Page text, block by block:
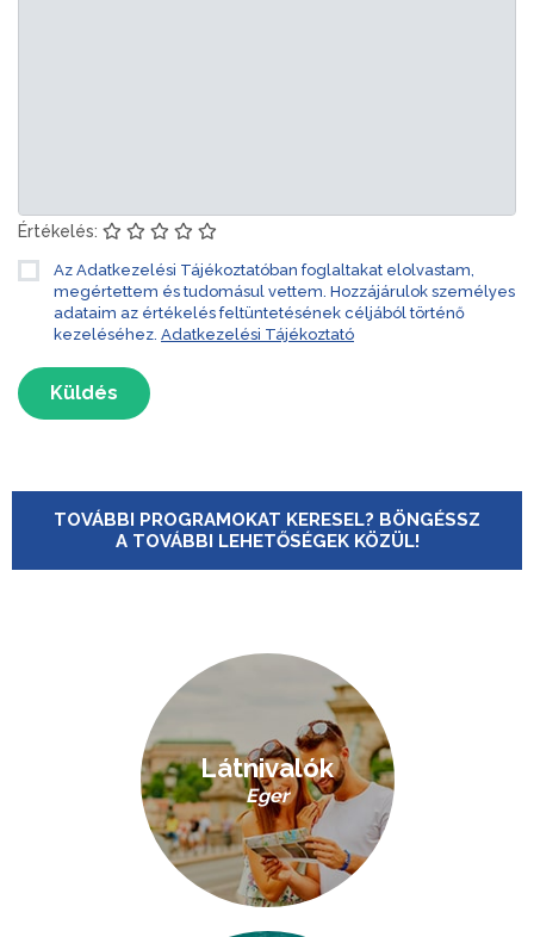
Értékelés:
Az Adatkezelési Tájékoztatóban foglaltakat elolvastam,
megértettem és tudomásul vettem. Hozzájárulok személyes
adataim az értékelés feltüntetésének céljából történő
kezeléséhez. Adatkezelési Tájékoztató
Küldés
TOVÁBBI PROGRAMOKAT KERESEL? BÖNGÉSSZ
A TOVÁBBI LEHETŐSÉGEK KÖZÜL!
Látnivalók
Eger